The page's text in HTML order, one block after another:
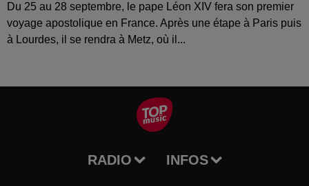
Du 25 au 28 septembre, le pape Léon XIV fera son premier
voyage apostolique en France. Après une étape à Paris puis
à Lourdes, il se rendra à Metz, où il...
RADIO INFOS